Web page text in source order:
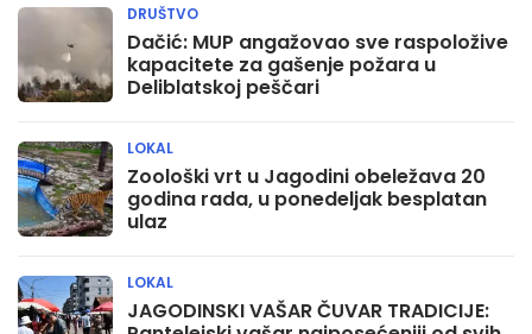
Dačić: MUP angažovao sve raspoložive
kapacitete za gašenje požara u
Deliblatskoj peščari
DRUŠTVO
Zoološki vrt u Jagodini obeležava 20
godina rada, u ponedeljak besplatan
ulaz
LOKAL
JAGODINSKI VAŠAR ČUVAR TRADICIJE:
LOKAL